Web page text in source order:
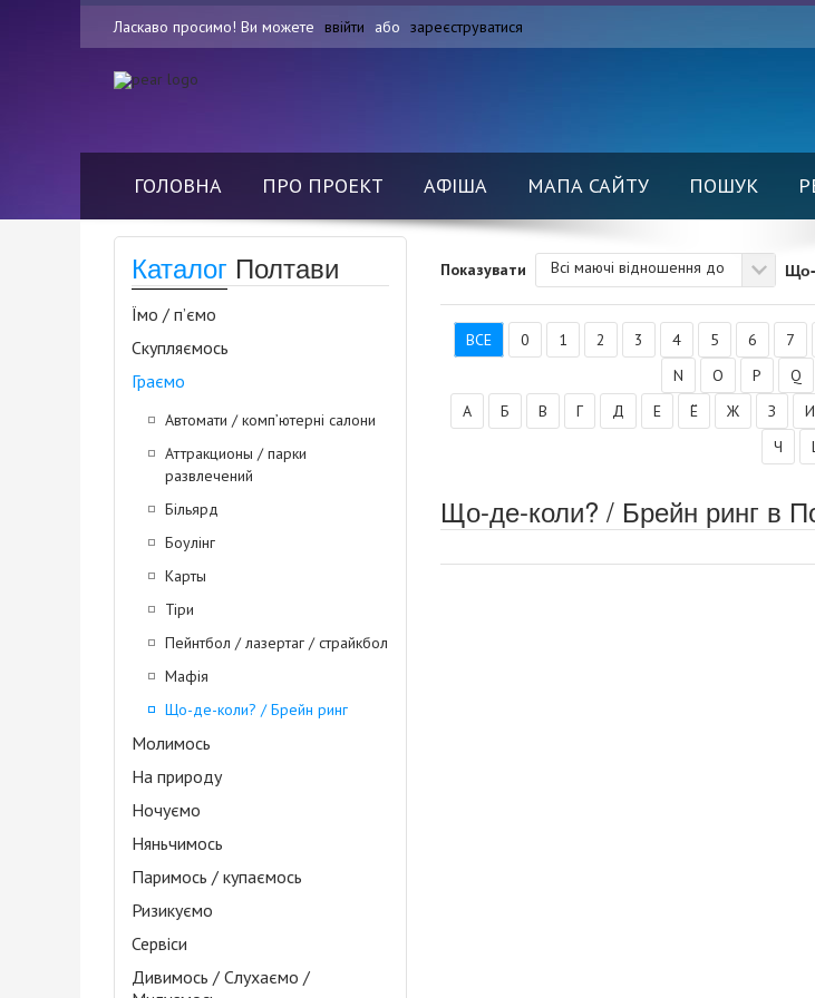
Ласкаво просимо! Ви можете ввійти або зареєструватися
ГОЛОВНА ПРО ПРОЕКТ АФІША МАПА САЙТУ ПОШУК
Каталог Полтави
Їмо / п’ємо
Скупляємось
Граємо
Автомати / комп’ютерні салони
Аттракционы / парки
развлечений
Більярд
Боулінг
Карты
Тіри
Пейнтбол / лазертаг / страйкбол
Мафія
Що-де-коли? / Брейн ринг
Молимось
На природу
Ночуємо
Няньчимось
Паримось / купаємось
Ризикуємо
Сервіси
Дивимось / Слухаємо /
Показувати Всі маючі відношення до
ВСЕ 0 1 2 3 4 5 6 7
N
O P Q
А
Б В Г Д Е Ё Ж З И
Ч
Що-де-коли? / Брейн ринг в